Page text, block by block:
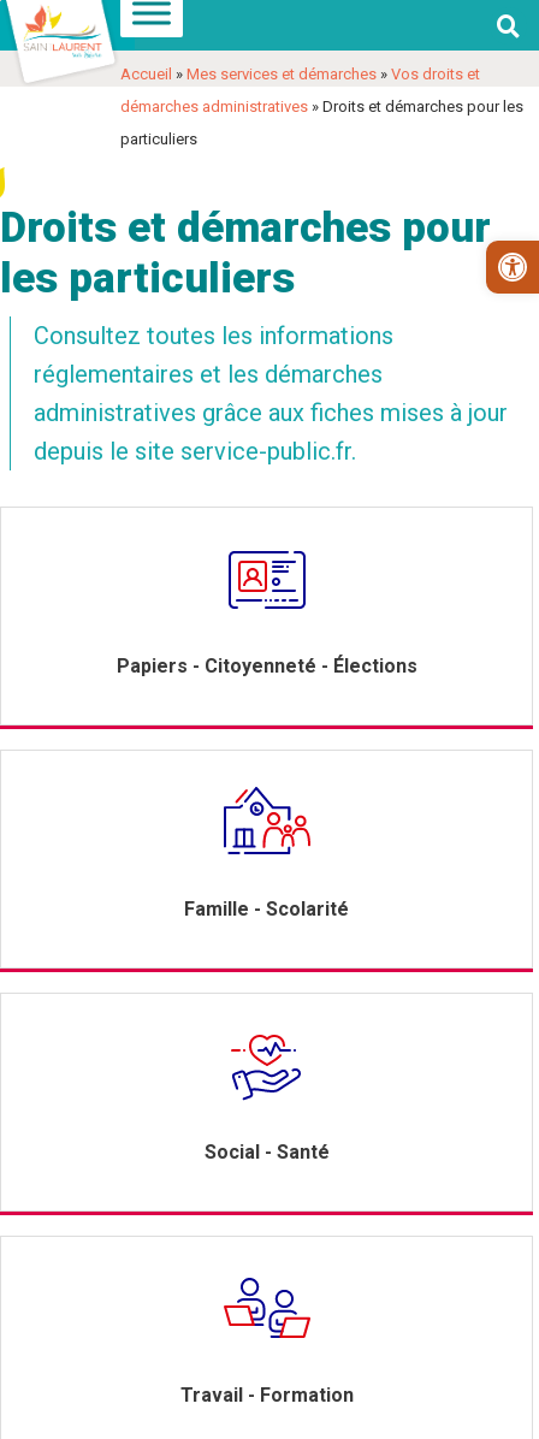
Aller
à
la
Aller
au
contenu
Voir
les
coordonnées

Accueil » Mes services et démarches » Vos droits et
démarches administratives » Droits et démarches pour les
particuliers
Droits et démarches pour
les particuliers
Consultez toutes les informations
réglementaires et les démarches
administratives grâce aux fiches mises à jour
depuis le site service-public.fr.
Papiers - Citoyenneté - Élections
Famille - Scolarité
Social - Santé
Travail - Formation